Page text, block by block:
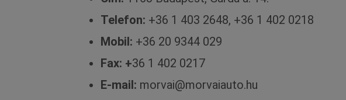
Telefon: +36 1 403 2648, +36 1 402 0218
Mobil: +36 20 9344 029
Fax: +36 1 402 0217
E-mail: morvai@morvaiauto.hu